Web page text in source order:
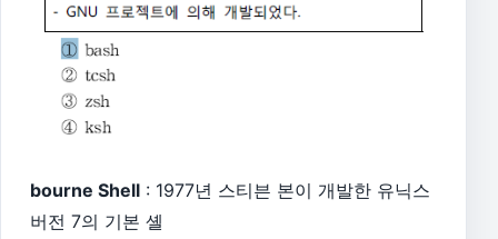
bourne Shell : 1977년 스티븐 본이 개발한 유닉스
버전 7의 기본 셸